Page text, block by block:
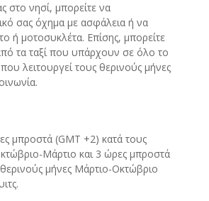
στο νησί, μπορείτε να
σας όχημα με ασφάλεια ή να
ή μοτοσυκλέτα. Επίσης, μπορείτε
τα ταξί που υπάρχουν σε όλο το
λειτουργεί τους θερινούς μήνες
μπροστά (GMT +2) κατά τους
Μάρτιο και 3 ώρες μπροστά
μήνες Μάρτιο-Οκτώβριο